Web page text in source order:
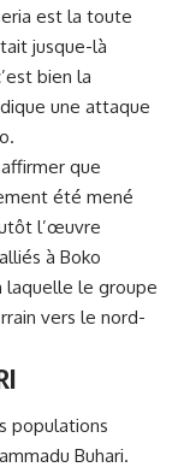
est la toute
jusque-là
bien la
une attaque
que
été mené
l’œuvre
à Boko
laquelle le groupe
vers le nord-
populations
Buhari.